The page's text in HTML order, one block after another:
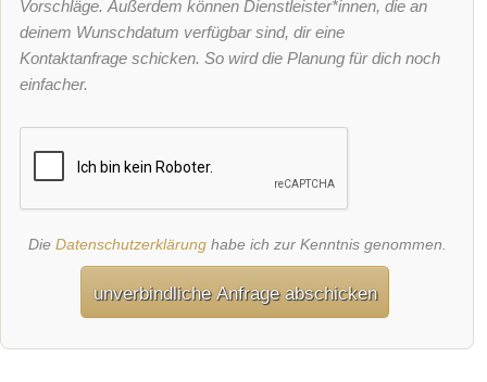
Vorschläge. Außerdem können Dienstleister*innen, die an
deinem Wunschdatum verfügbar sind, dir eine
Kontaktanfrage schicken. So wird die Planung für dich noch
einfacher.
Die Datenschutzerklärunghabe ich zur Kenntnis genommen.
unverbindliche Anfrage abschicken